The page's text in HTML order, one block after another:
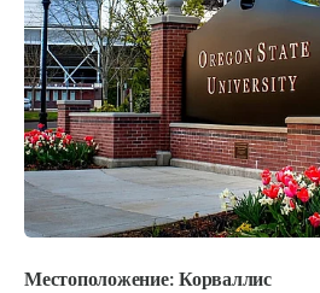
Местоположение: Корваллис